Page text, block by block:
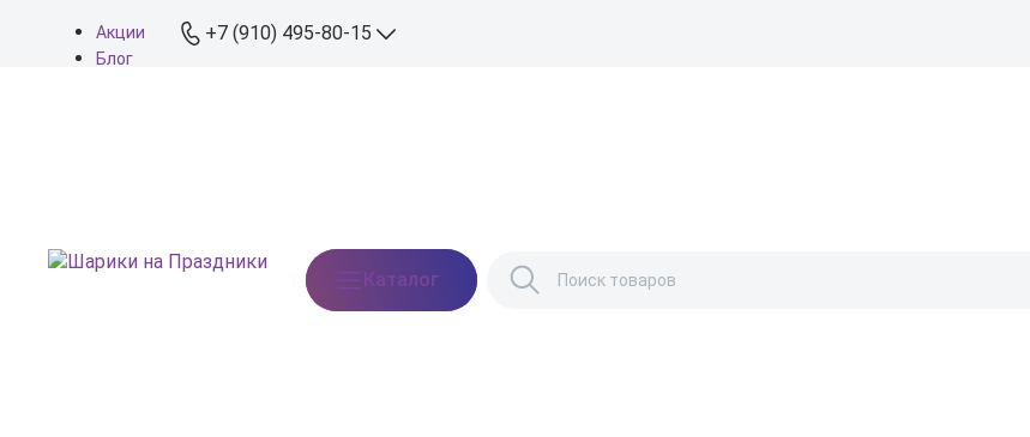
Акции
Блог
+7 (910) 495-80-15
Москва, Востряковское
шоссе, дом 7, стр. 3
Каталог